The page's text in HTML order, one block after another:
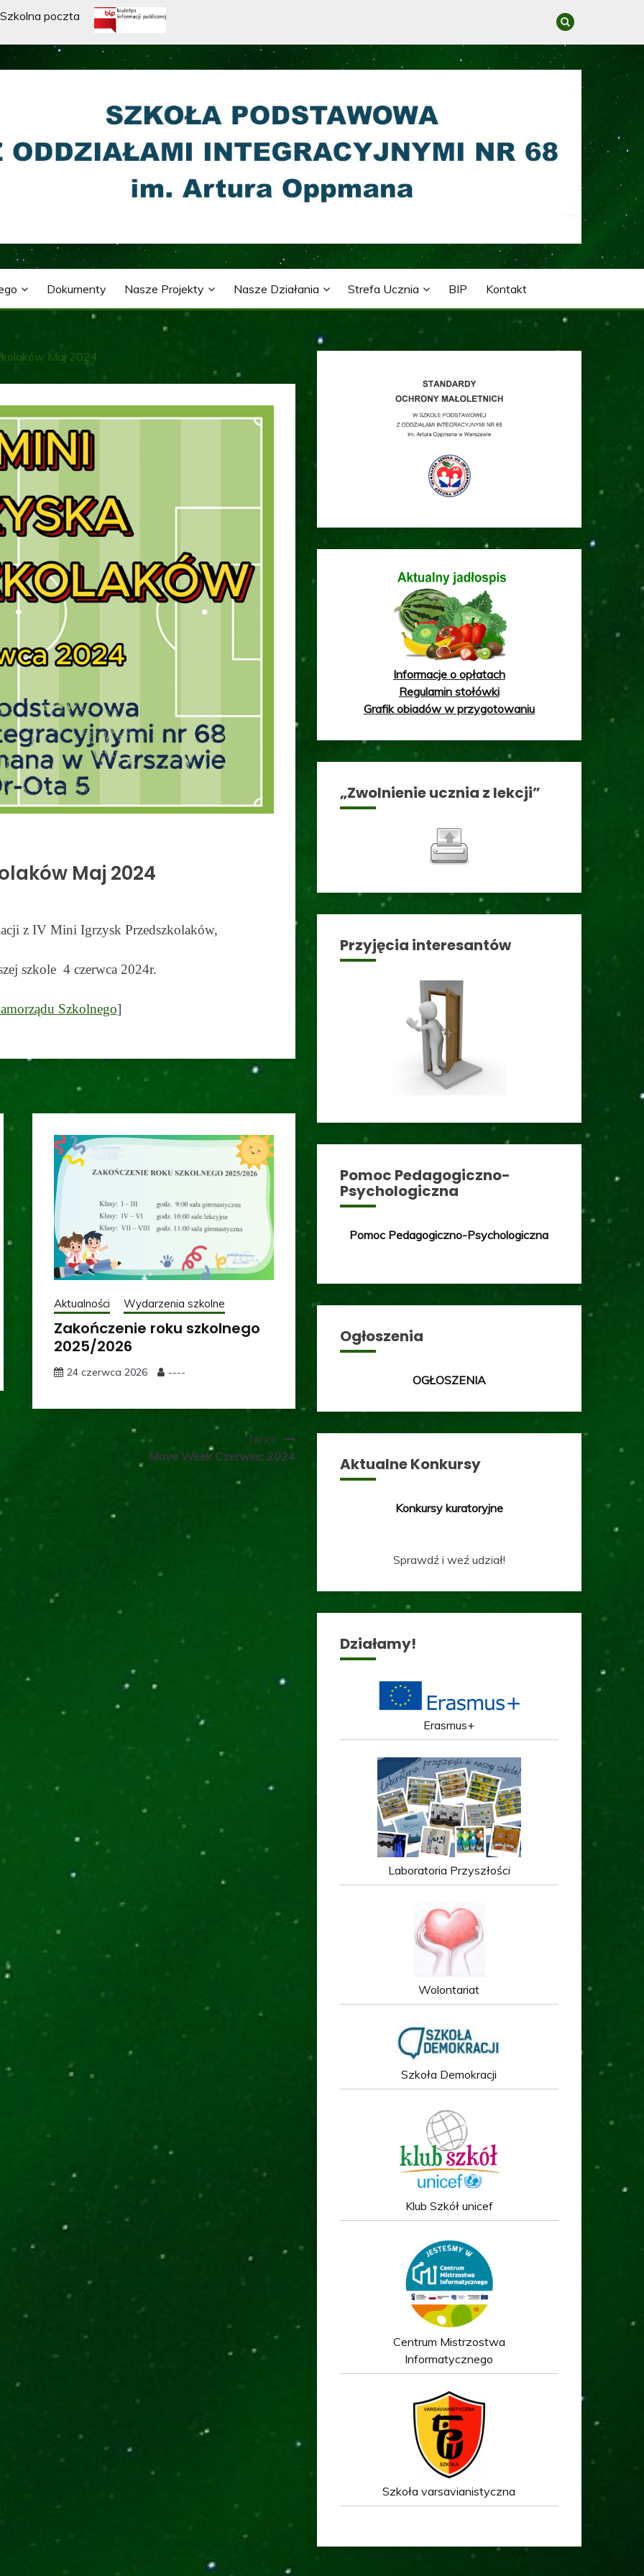
Szkolna poczta
Z ODDZIAŁAMI INTEGRACYJNYMI NR 68 IM.
ARTURA OPPMANA
Dokumenty Nasze Projekty Nasze Działania Strefa Ucznia BIP Kontakt
Maj 2024
Maj 2024
z IV Mini Igrzysk Przedszkolaków,
szkole 4 czerwca 2024r.
Szkolnego]
Aktualności Wydarzenia szkolne
Zakończenie roku szkolnego
2025/2026
24 czerwca 2026 ----
Next:
Move Week Czerwiec 2024
Informacje o opłatach
Regulamin stołówki
Grafik obiadów w przygotowaniu
„Zwolnienie ucznia z lekcji”
Przyjęcia interesantów
Pomoc Pedagogiczno-
Psychologiczna
Pomoc Pedagogiczno-Psychologiczna
Ogłoszenia
OGŁOSZENIA
Aktualne Konkursy
Konkursy kuratoryjne
Sprawdź i weź udział!
Działamy!
Erasmus+
Laboratoria Przyszłości
Wolontariat
Szkoła Demokracji
Klub Szkół unicef
Centrum Mistrzostwa
Informatycznego
Szkoła varsavianistyczna